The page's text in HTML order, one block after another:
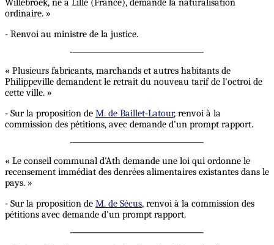
Willebroek, né à Lille (France), demande la naturalisation
ordinaire. »
- Renvoi au ministre de la justice.
« Plusieurs fabricants, marchands et autres habitants de
Philippeville demandent le retrait du nouveau tarif de l'octroi de
cette ville. »
- Sur la proposition de M. de Baillet-Latour, renvoi à la
commission des pétitions, avec demande d'un prompt rapport.
« Le conseil communal d'Ath demande une loi qui ordonne le
recensement immédiat des denrées alimentaires existantes dans le
pays. »
- Sur la proposition de M. de Sécus, renvoi à la commission des
pétitions avec demande d'un prompt rapport.